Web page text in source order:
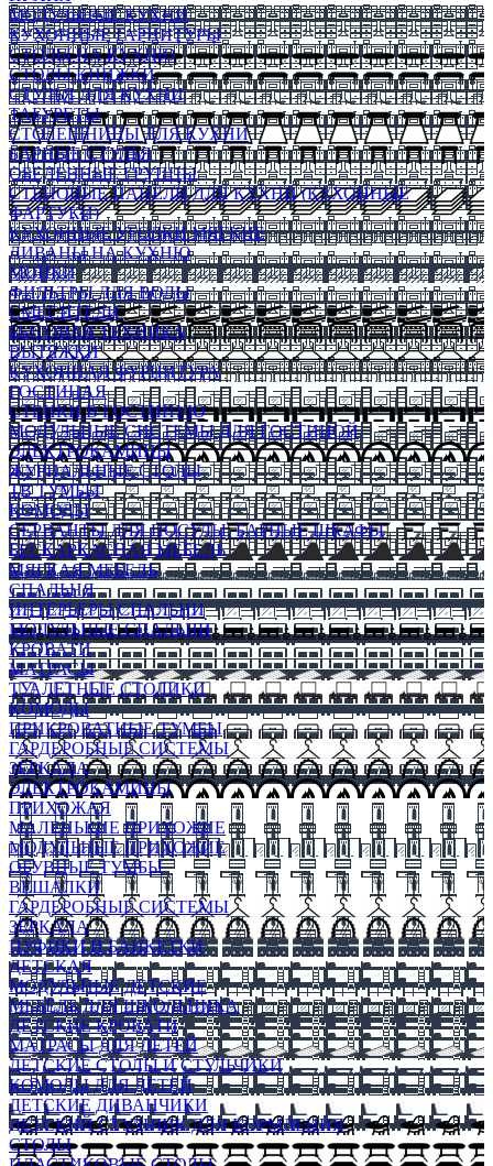
МОДУЛЬНЫЕ КУХНИ
КУХОННЫЕ ГАРНИТУРЫ
СТОЛЫ НА КУХНЮ
СТОЛЫ КНИЖКИ
СТУЛЬЯ ДЛЯ КУХНИ
ТАБУРЕТЫ
СТОЛЕШНИЦЫ ДЛЯ КУХНИ
БАРНЫЕ СТУЛЬЯ
ОБЕДЕННЫЕ ГРУППЫ
СТЕНОВЫЕ ПАНЕЛИ ДЛЯ КУХНИ (КУХОННЫЕ
ФАРТУКИ)
КУХОННЫЕ УГОЛКИ МЯГКИЕ
ДИВАНЫ НА КУХНЮ
МОЙКИ
ФИЛЬТРЫ ДЛЯ ВОДЫ
СМЕСИТЕЛИ
БЫТОВАЯ ТЕХНИКА
ВЫТЯЖКИ
КУХОННАЯ ФУРНИТУРА
ГОСТИНАЯ
СТЕНКИ В ГОСТИНУЮ
МОДУЛЬНЫЕ СИСТЕМЫ ДЛЯ ГОСТИНОЙ
ЭЛЕКТРОКАМИНЫ
ЖУРНАЛЬНЫЕ СТОЛЫ
ТВ ТУМБЫ
КОМОДЫ
СЕРВАНТЫ ДЛЯ ПОСУДЫ, БАРНЫЕ ШКАФЫ
БЕСКАРКАСНАЯ МЕБЕЛЬ
МЯГКАЯ МЕБЕЛЬ
СПАЛЬНЯ
ИНТЕРЬЕРЫ СПАЛЬНИ
МОДУЛЬНЫЕ СПАЛЬНИ
КРОВАТИ
МАТРАСЫ
ТУАЛЕТНЫЕ СТОЛИКИ
КОМОДЫ
ПРИКРОВАТНЫЕ ТУМБЫ
ГАРДЕРОБНЫЕ СИСТЕМЫ
ЗЕРКАЛА
ЭЛЕКТРОКАМИНЫ
ПРИХОЖАЯ
МАЛЕНЬКИЕ ПРИХОЖИЕ
МОДУЛЬНЫЕ ПРИХОЖИЕ
ОБУВНЫЕ ТУМБЫ
ВЕШАЛКИ
ГАРДЕРОБНЫЕ СИСТЕМЫ
ЗЕРКАЛА
ПУФИКИ И БАНКЕТКИ
ДЕТСКАЯ
МОДУЛЬНЫЕ ДЕТСКИЕ
МЕБЕЛЬ ДЛЯ ШКОЛЬНИКА
ДЕТСКИЕ КРОВАТИ
МАТРАСЫ ДЛЯ ДЕТЕЙ
ДЕТСКИЕ СТОЛЫ И СТУЛЬЧИКИ
КОМОДЫ ДЛЯ ДЕТЕЙ
ДЕТСКИЕ ДИВАНЧИКИ
ДЕТСКИЙ СТУЛЬЧИК ДЛЯ КОРМЛЕНИЯ
СТОЛЫ